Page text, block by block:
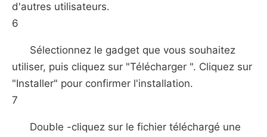
d'autres utilisateurs.
6
Sélectionnez le gadget que vous souhaitez
utiliser, puis cliquez sur "Télécharger ". Cliquez sur
"Installer" pour confirmer l'installation.
7
Double -cliquez sur le fichier téléchargé une